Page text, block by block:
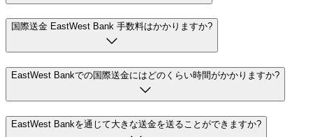
国際送金 EastWest Bank 手数料はかかりますか?
EastWest Bankでの国際送金にはどのくらい時間がかかりますか?
EastWest Bankを通じて大きな送金を送ることができますか?